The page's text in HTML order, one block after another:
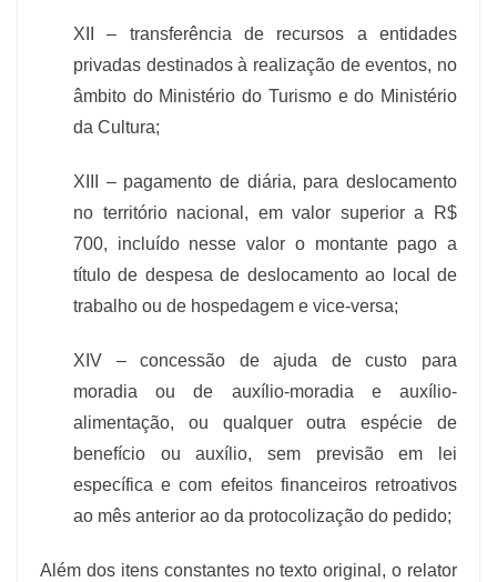
XII – transferência de recursos a entidades
privadas destinados à realização de eventos, no
âmbito do Ministério do Turismo e do Ministério
da Cultura;
XIII – pagamento de diária, para deslocamento
no território nacional, em valor superior a R$
700, incluído nesse valor o montante pago a
título de despesa de deslocamento ao local de
trabalho ou de hospedagem e vice-versa;
XIV – concessão de ajuda de custo para
moradia ou de auxílio-moradia e auxílio-
alimentação, ou qualquer outra espécie de
benefício ou auxílio, sem previsão em lei
específica e com efeitos financeiros retroativos
ao mês anterior ao da protocolização do pedido;
Além dos itens constantes no texto original, o relator